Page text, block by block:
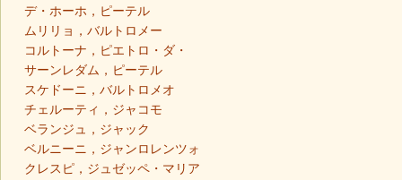
デ・ホーホ，ピーテル
ムリリョ，バルトロメー
コルトーナ，ピエトロ・ダ・
サーンレダム，ピーテル
スケドーニ，バルトロメオ
チェルーティ，ジャコモ
ベランジュ，ジャック
ベルニーニ，ジャンロレンツォ
クレスピ，ジュゼッペ・マリア